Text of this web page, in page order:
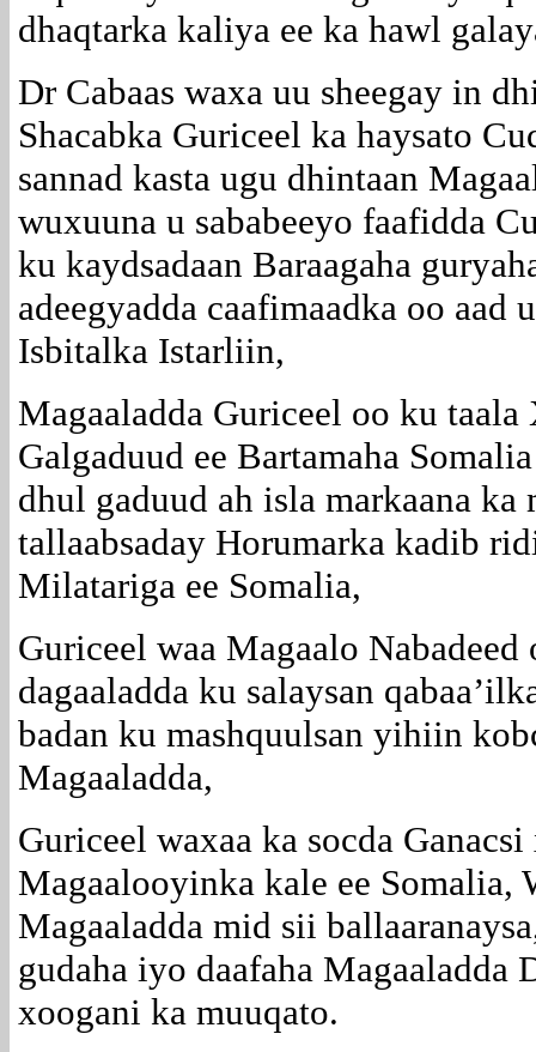
dhaqtarka kaliya ee ka hawl
Dr Cabaas waxa uu sheegay in
Shacabka Guriceel ka haysato
sannad kasta ugu dhintaan
wuxuuna u sababeeyo faafidda
ku kaydsadaan Baraagaha
adeegyadda caafimaadka oo
Isbitalka Istarliin,
Magaaladda Guriceel oo ku
Galgaduud ee Bartamaha
dhul gaduud ah isla markaana
tallaabsaday Horumarka kadib
Milatariga ee Somalia,
Guriceel waa Magaalo
dagaaladda ku salaysan
badan ku mashquulsan yihiin
Magaaladda,
Guriceel waxaa ka socda
Magaalooyinka kale ee Somalia,
Magaaladda mid sii
gudaha iyo daafaha Magaaladda
xoogani ka muuqato.